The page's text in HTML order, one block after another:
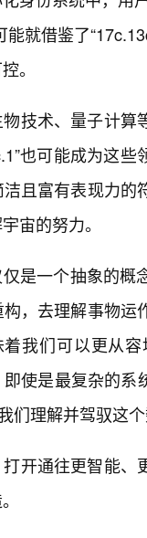
能就借鉴了
。
技术、量子计算
也可能成为这
且富有表现力
宙的努力。
仅是一个抽象的
，去理解事物
着我们可以更从
使是最复杂的系
们理解并驾驭这
开通往更智能